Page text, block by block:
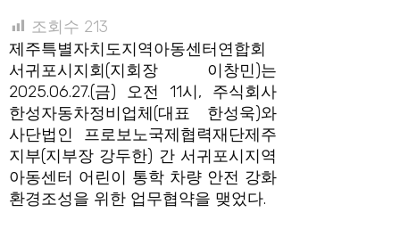
조회수 213
제주특별자치도지역아동센터연합회
서귀포시지회(지회장 이창민)는
2025.06.27.(금) 오전 11시, 주식회사
한성자동차정비업체(대표 한성욱)와
사단법인 프로보노국제협력재단제주
지부(지부장 강두한) 간 서귀포시지역
아동센터 어린이 통학 차량 안전 강화
환경조성을 위한 업무협약을 맺었다.